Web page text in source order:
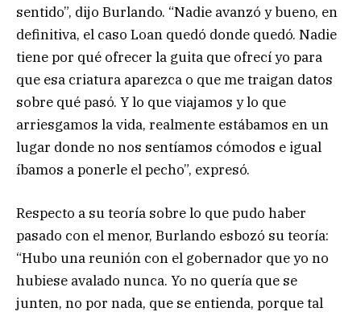
sentido”, dijo Burlando. “Nadie avanzó y bueno, en
definitiva, el caso Loan quedó donde quedó. Nadie
tiene por qué ofrecer la guita que ofrecí yo para
que esa criatura aparezca o que me traigan datos
sobre qué pasó. Y lo que viajamos y lo que
arriesgamos la vida, realmente estábamos en un
lugar donde no nos sentíamos cómodos e igual
íbamos a ponerle el pecho”, expresó.
Respecto a su teoría sobre lo que pudo haber
pasado con el menor, Burlando esbozó su teoría:
“Hubo una reunión con el gobernador que yo no
hubiese avalado nunca. Yo no quería que se
junten, no por nada, que se entienda, porque tal